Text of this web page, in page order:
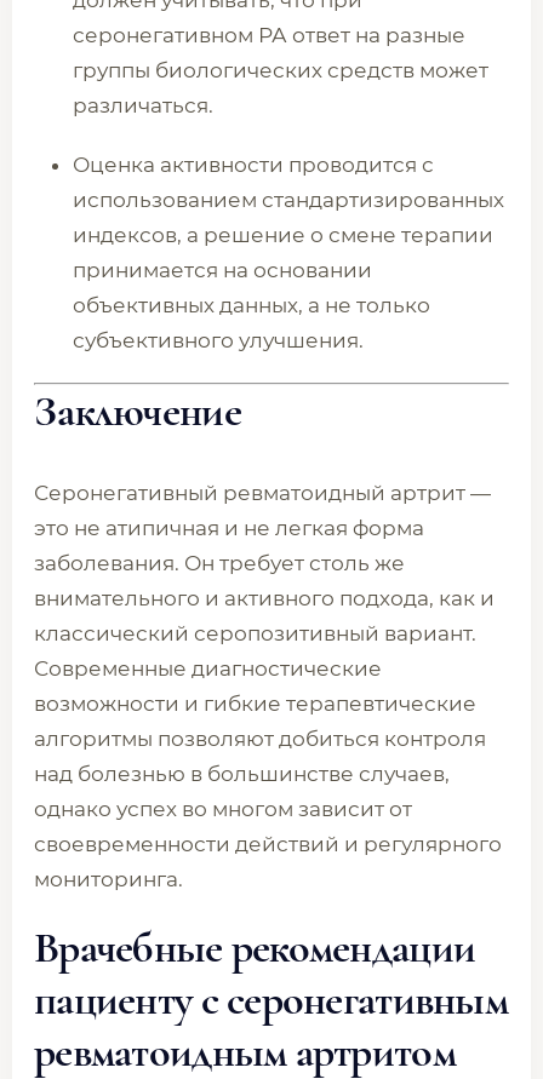
серонегативном РА ответ на разные
группы биологических средств может
различаться.
Оценка активности проводится с
использованием стандартизированных
индексов, а решение о смене терапии
принимается на основании
объективных данных, а не только
субъективного улучшения.
Заключение
Серонегативный ревматоидный артрит —
это не атипичная и не легкая форма
заболевания. Он требует столь же
внимательного и активного подхода, как и
классический серопозитивный вариант.
Современные диагностические
возможности и гибкие терапевтические
алгоритмы позволяют добиться контроля
над болезнью в большинстве случаев,
однако успех во многом зависит от
своевременности действий и регулярного
мониторинга.
Врачебные рекомендации
пациенту с серонегативным
ревматоидным артритом